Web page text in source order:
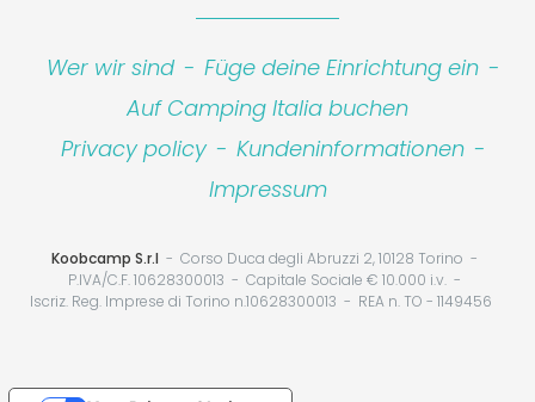
Wer wir sind - Füge deine Einrichtung ein -
Auf Camping Italia buchen
Privacy policy - Kundeninformationen -
Impressum
Koobcamp S.r.l
Corso Duca degli Abruzzi 2, 10128 Torino
P.IVA/C.F. 10628300013
Capitale Sociale € 10.000 i.v.
Iscriz. Reg. Imprese di Torino n.10628300013
REA n. TO - 1149456